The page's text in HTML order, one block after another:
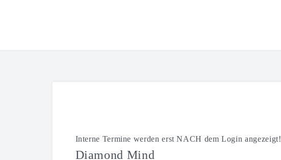
Interne Termine werden erst NACH dem Login angezeigt!
Diamond Mind